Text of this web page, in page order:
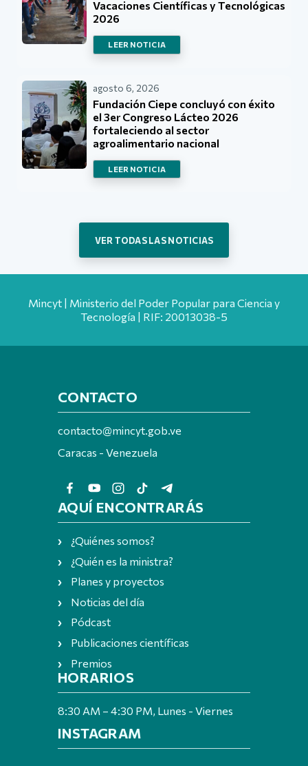
Vacaciones Científicas y Tecnológicas
2026
LEER NOTICIA
agosto 6, 2026
Fundación Ciepe concluyó con éxito
el 3er Congreso Lácteo 2026
fortaleciendo al sector
agroalimentario nacional
LEER NOTICIA
VER TODAS LAS NOTICIAS
Mincyt | Ministerio del Poder Popular para Ciencia y
Tecnología | RIF: 20013038-5
CONTACTO
contacto@mincyt.gob.ve
Caracas - Venezuela
AQUÍ ENCONTRARÁS
¿Quiénes somos?
¿Quién es la ministra?
Planes y proyectos
Noticias del día
Pódcast
Publicaciones científicas
Premios
HORARIOS
8:30 AM – 4:30 PM, Lunes - Viernes
INSTAGRAM